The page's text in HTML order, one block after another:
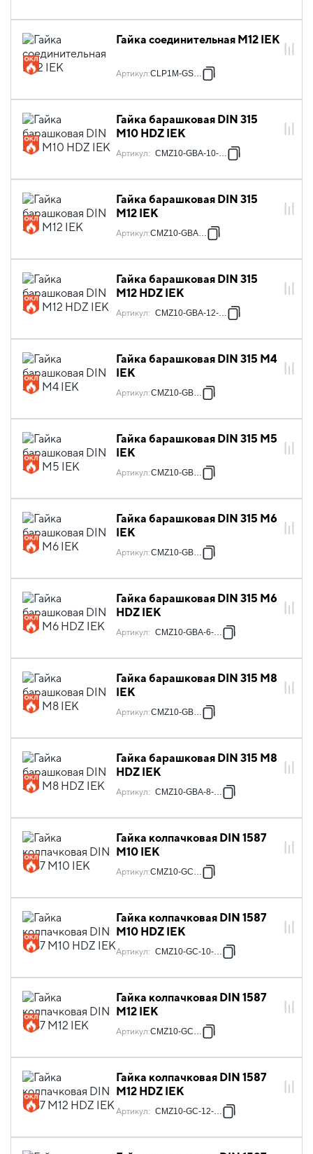
Гайка соединительная М12 IEK
Артикул:CLP1M-GS-12
Гайка барашковая DIN 315
М10 HDZ IEK
Артикул: CMZ10-GBA-10-HDZ
Гайка барашковая DIN 315
М12 IEK
Артикул:CMZ10-GBA-12
Гайка барашковая DIN 315
М12 HDZ IEK
Артикул: CMZ10-GBA-12-HDZ
Гайка барашковая DIN 315 М4
IEK
Артикул:CMZ10-GBA-4
Гайка барашковая DIN 315 М5
IEK
Артикул:CMZ10-GBA-5
Гайка барашковая DIN 315 М6
IEK
Артикул:CMZ10-GBA-6
Гайка барашковая DIN 315 М6
HDZ IEK
Артикул: CMZ10-GBA-6-HDZ
Гайка барашковая DIN 315 М8
IEK
Артикул:CMZ10-GBA-8
Гайка барашковая DIN 315 М8
HDZ IEK
Артикул: CMZ10-GBA-8-HDZ
Гайка колпачковая DIN 1587
М10 IEK
Артикул:CMZ10-GC-10
Гайка колпачковая DIN 1587
М10 HDZ IEK
Артикул: CMZ10-GC-10-HDZ
Гайка колпачковая DIN 1587
М12 IEK
Артикул:CMZ10-GC-12
Гайка колпачковая DIN 1587
М12 HDZ IEK
Артикул: CMZ10-GC-12-HDZ